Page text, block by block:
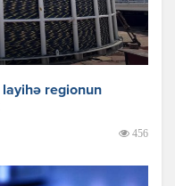
layihə regionun
456